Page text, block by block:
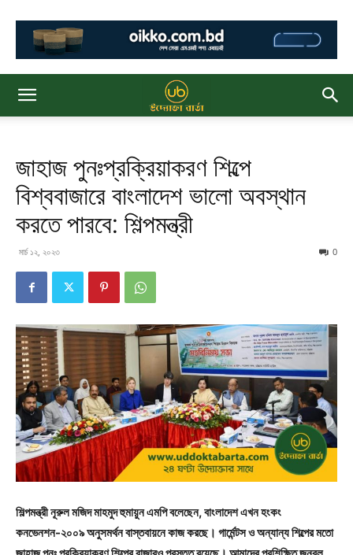
জাহাজ পুনঃপ্রক্রিয়াকরণ শিল্পে
বিশ্ববাজারে বাংলাদেশ ভালো অবস্থান
করতে পারবে: শিল্পমন্ত্রী
মার্চ ১২, ২০২৩ 0
শিল্পমন্ত্রী নূরুল মজিদ মাহমুদ হুমায়ুন এমপি বলেছেন, বাংলাদেশ এখন হংকং
কনভেনশন-২০০৯ অনুসমর্থন বাস্তবায়নে কাজ করছে। গার্মেন্টস ও অন্যান্য শিল্পের মতো